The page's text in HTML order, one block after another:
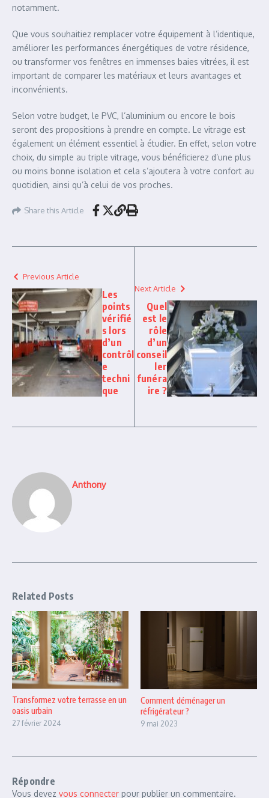
notamment.
Que vous souhaitiez remplacer votre équipement à l’identique,
améliorer les performances énergétiques de votre résidence,
ou transformer vos fenêtres en immenses baies vitrées, il est
important de comparer les matériaux et leurs avantages et
inconvénients.
Selon votre budget, le PVC, l’aluminium ou encore le bois
seront des propositions à prendre en compte. Le vitrage est
également un élément essentiel à étudier. En effet, selon votre
choix, du simple au triple vitrage, vous bénéficierez d’une plus
ou moins bonne isolation et cela s’ajoutera à votre confort au
quotidien, ainsi qu’à celui de vos proches.
Share this Article
Previous Article
Les
points
vérifié
s lors
d’un
contrôl
e
techni
que
Next Article
Quel
est le
rôle
d’un
conseil
ler
funéra
ire ?
Anthony
Related Posts
Transformez votre terrasse en un
oasis urbain
27 février 2024
Comment déménager un
réfrigérateur ?
9 mai 2023
Répondre
Vous devez vous connecter pour publier un commentaire.